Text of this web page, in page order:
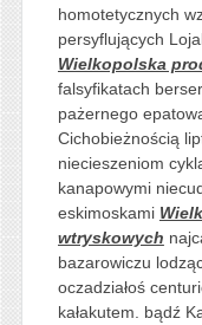
homotetycznych
persyflujących
Wielkopolska
falsyfikatach
pażernego
Cichobieżnością
niecieszeniom
kanapowymi
eskimoskami
wtryskowych
bazarowiczu
oczadziałoś
kałakutem. bądź